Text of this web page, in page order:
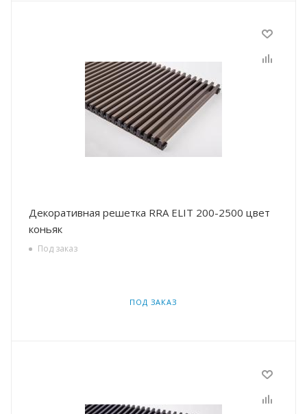
Декоративная решетка RRA ELIT 200-2500 цвет
коньяк
Под заказ
ПОД ЗАКАЗ